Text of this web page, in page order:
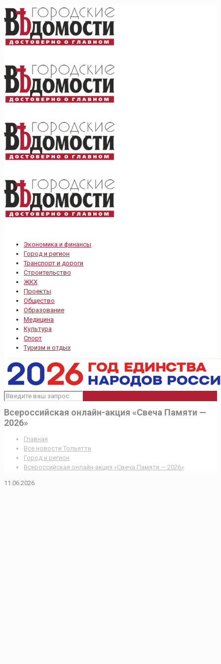
Экономика и финансы
Город и регион
Транспорт и дороги
Строительство
ЖКХ
Проекты
Общество
Образование
Медицина
Культура
Спорт
Туризм и отдых
Всероссийская онлайн-акция «Свеча Памяти —
2026»
Главная
Все новости Тольятти
Город и регион
Всероссийская онлайн-акция «Свеча Памяти — 2026»
11.06.2026